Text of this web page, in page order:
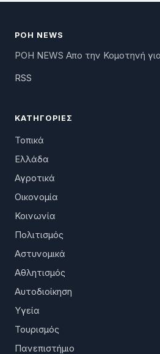
ΡΟΗ NEWS
ΡΟΗ NEWS Απο την Κομοτηνή
RSS
ΚΑΤΗΓΟΡΊΕΣ
Τοπικά
Ελλάδα
Αγροτικά
Οικονομία
Κοινωνία
Πολιτισμός
Αστυνομικά
Αθλητισμός
Αυτοδιοίκηση
Υγεία
Τουρισμός
Πανεπιστήμιο